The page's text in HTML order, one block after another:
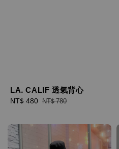
LA. CALIF 透氣背心
Sale
NT$ 480 Regular
NT$ 780